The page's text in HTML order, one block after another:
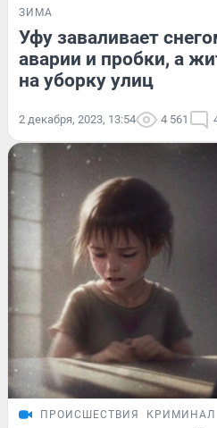
ЗИМА
Уфу заваливает
аварии и пробки, а
на уборку улиц
2 декабря, 2023, 13:54 4 561
ПРОИСШЕСТВИЯ КРИМИНАЛ